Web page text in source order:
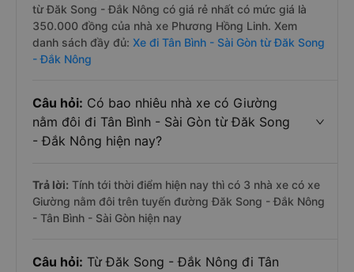
từ Đăk Song - Đắk Nông có giá rẻ nhất có mức giá là
350.000 đồng của nhà xe Phương Hồng Linh. Xem
danh sách đầy đủ: Xe đi Tân Bình - Sài Gòn từ Đăk Song
- Đắk Nông
Câu hỏi: Có bao nhiêu nhà xe có Giường
nằm đôi đi Tân Bình - Sài Gòn từ Đăk Song
- Đắk Nông hiện nay?
Trả lời: Tính tới thời điểm hiện nay thì có 3 nhà xe có xe
Giường nằm đôi trên tuyến đường Đăk Song - Đắk Nông
- Tân Bình - Sài Gòn hiện nay
Câu hỏi: Từ Đăk Song - Đắk Nông đi Tân